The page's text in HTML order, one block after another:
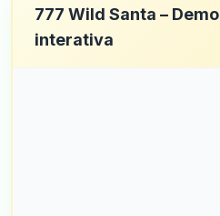
777 Wild Santa – Demo
interativa